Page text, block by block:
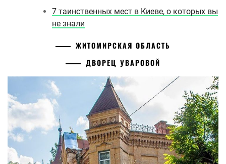
7 таинственных мест в Киеве, о которых вы
не знали
ЖИТОМИРСКАЯ ОБЛАСТЬ
ДВОРЕЦ УВАРОВОЙ